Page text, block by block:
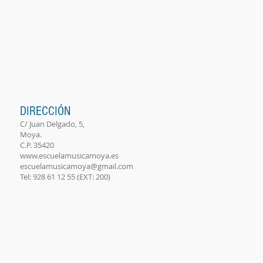
DIRECCIÓN
C/ Juan Delgado, 5,
Moya.
C.P. 35420
www.escuelamusicamoya.es
escuelamusicamoya@gmail.com
Tel: 928 61 12 55 (EXT: 200)